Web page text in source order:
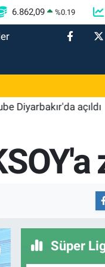
6.862,09 %0.19
açıldı
Süper